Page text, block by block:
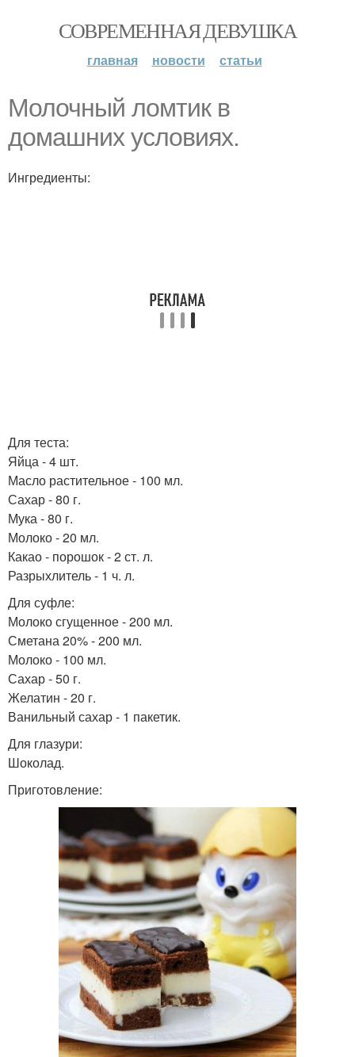
СОВРЕМЕННАЯ ДЕВУШКА
главная новости статьи
Молочный ломтик в
домашних условиях.
Ингредиенты:
Для теста:
Яйца - 4 шт.
Масло растительное - 100 мл.
Сахар - 80 г.
Мука - 80 г.
Молоко - 20 мл.
Какао - порошок - 2 ст. л.
Разрыхлитель - 1 ч. л.
Для суфле:
Молоко сгущенное - 200 мл.
Сметана 20% - 200 мл.
Молоко - 100 мл.
Сахар - 50 г.
Желатин - 20 г.
Ванильный сахар - 1 пакетик.
Для глазури:
Шоколад.
Приготовление: